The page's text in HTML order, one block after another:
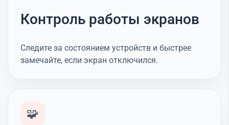
Контроль работы экранов
Следите за состоянием устройств и быстрее
замечайте, если экран отключился.
🧩